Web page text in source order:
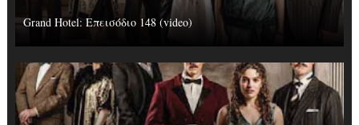
Grand Hotel: Επεισόδιο 148 (video)